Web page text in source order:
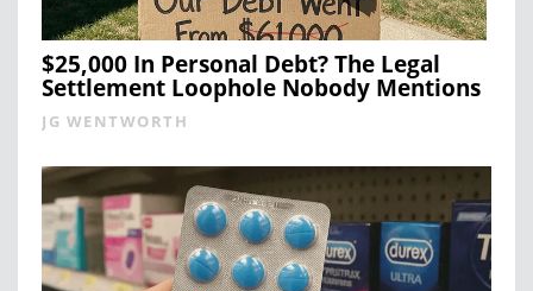
$25,000 In Personal Debt? The Legal
Settlement Loophole Nobody Mentions
JG WENTWORTH